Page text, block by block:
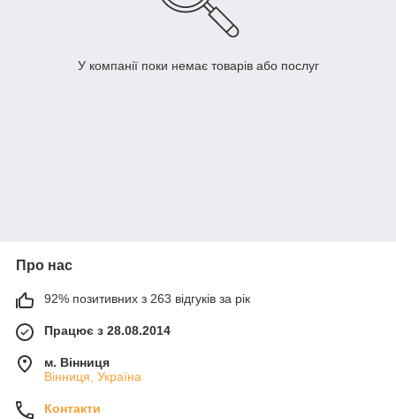
У компанії поки немає товарів або послуг
Про нас
92% позитивних з 263 відгуків за рік
Працює з 28.08.2014
м. Вінниця
Вінниця, Україна
Контакти